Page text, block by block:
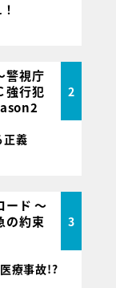
警視庁
強行犯
2
義
ード ～
の約束
3
療事故!?